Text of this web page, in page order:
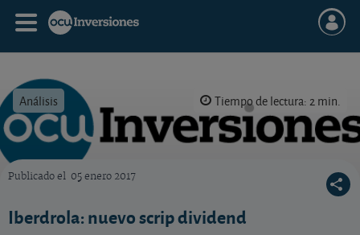
Análisis Tiempo de lectura: 2 min.
Publicado el 05 enero 2017
Iberdrola: nuevo scrip dividend